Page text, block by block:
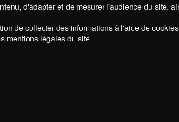
d'adapter et de mesurer l'audience du site,
de collecter des informations à l'aide de
mentions légales du site.